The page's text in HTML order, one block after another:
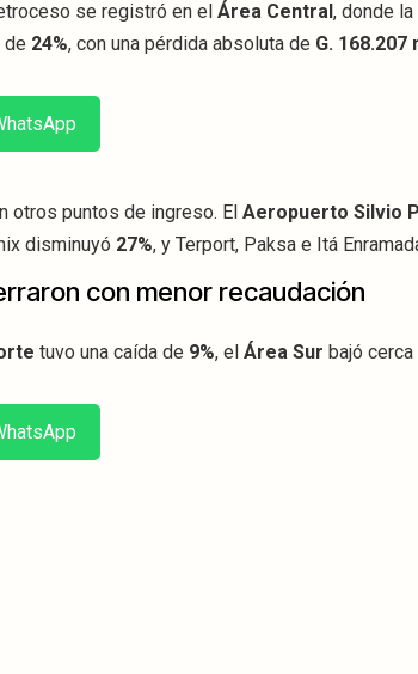
se registró en el Área Central, donde
de 24%, con una pérdida absoluta de G. 168.207
otros puntos de ingreso. El Aeropuerto Silvio
disminuyó 27%, y Terport, Paksa e Itá
con menor recaudación
tuvo una caída de 9%, el Área Sur bajó cerca